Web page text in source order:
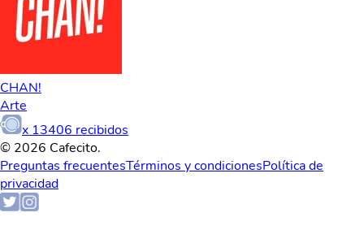
CHAN!
Arte
x 13406 recibidos
© 2026 Cafecito.
Preguntas frecuentesTérminos y condicionesPolítica de
privacidad